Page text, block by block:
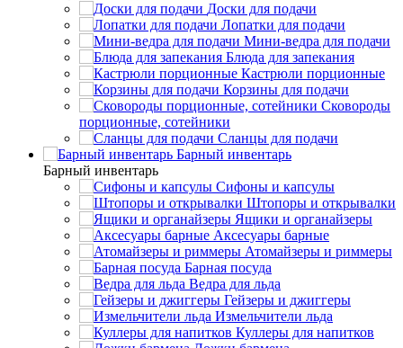
Доски для подачи
Лопатки для подачи
Мини-ведра для подачи
Блюда для запекания
Кастрюли порционные
Корзины для подачи
Сковороды
порционные, сотейники
Сланцы для подачи
Барный инвентарь
Барный инвентарь
Сифоны и капсулы
Штопоры и открывалки
Ящики и органайзеры
Аксесуары барные
Атомайзеры и риммеры
Барная посуда
Ведра для льда
Гейзеры и джиггеры
Измельчители льда
Куллеры для напитков